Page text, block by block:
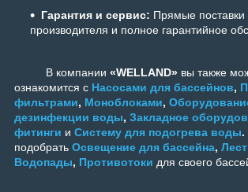
Гарантия и сервис: Прямые поставки
производителя и полное гарантийное
В компании «WELLAND» вы также
ознакомится с Насосами для бассейнов,
фильтрами, Моноблоками,
дезинфекции воды, Закладное
фитинги и Систему для подогрева воды.
подобрать Освещение для бассейна,
Водопады, Противотоки для своего